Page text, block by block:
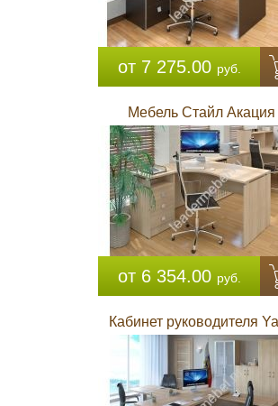
от 7 275.00 руб.
Мебель Стайл Акация
от 6 354.00 руб.
Кабинет руководителя